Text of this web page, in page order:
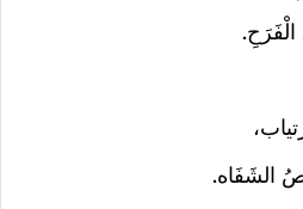
الشَفَاه.